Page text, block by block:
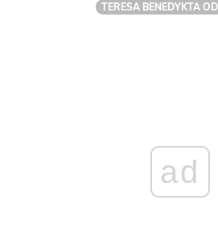
TERESA BENEDYKTA
ad